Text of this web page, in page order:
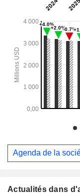
Actualités dans
Agenda de la